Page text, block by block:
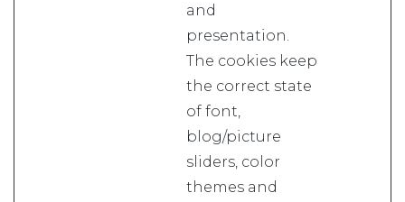
and
presentation.
The cookies keep
the correct state
of font,
blog/picture
sliders, color
themes and